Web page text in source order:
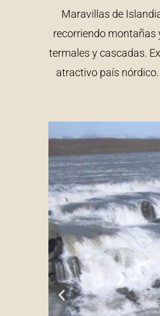
Maravillas de
recorriendo montañas
termales y cascadas.
atractivo país